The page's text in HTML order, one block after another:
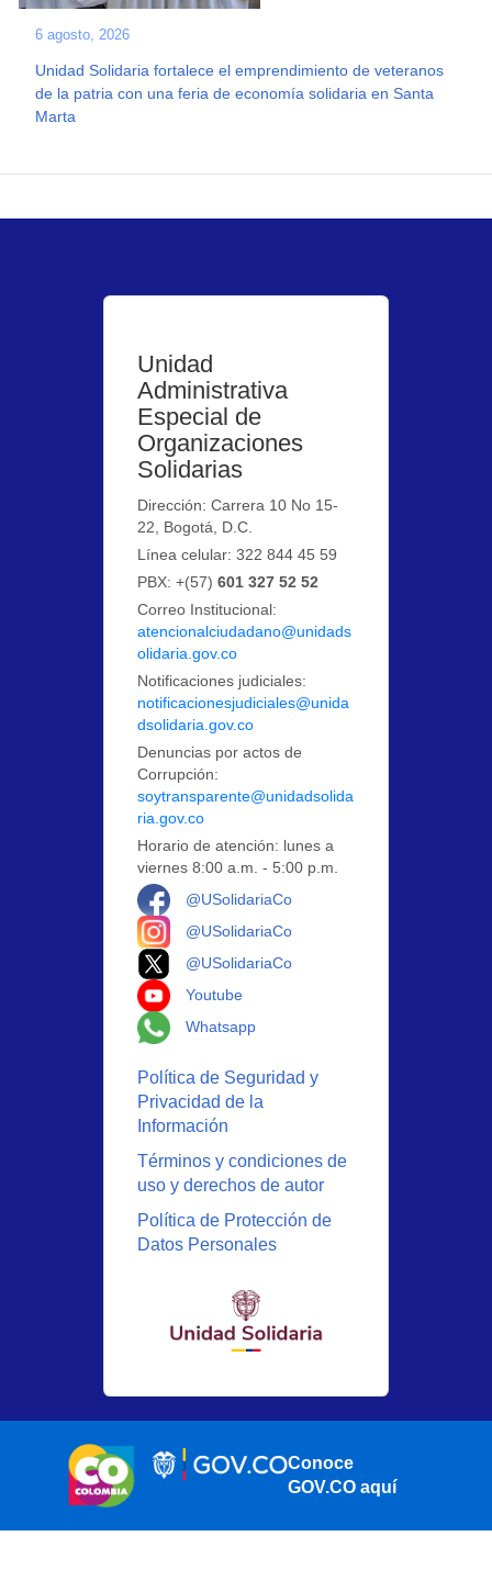
6 agosto, 2026
Unidad Solidaria fortalece el emprendimiento de veteranos
de la patria con una feria de economía solidaria en Santa
Marta
Unidad
Administrativa
Especial de
Organizaciones
Solidarias
Dirección: Carrera 10 No 15-
22, Bogotá, D.C.
Línea celular: 322 844 45 59
PBX: +(57)601 327 52 52
Correo Institucional:
atencionalciudadano@unidads
olidaria.gov.co
Notificaciones judiciales:
notificacionesjudiciales@unida
dsolidaria.gov.co
Denuncias por actos de
Corrupción:
soytransparente@unidadsolida
ria.gov.co
Horario de atención: lunes a
viernes 8:00 a.m. - 5:00 p.m.
@USolidariaCo
@USolidariaCo
@USolidariaCo
Youtube
Whatsapp
Política de Seguridad y
Privacidad de la
Información
Términos y condiciones de
uso y derechos de autor
Política de Protección de
Datos Personales
Conoce
GOV.CO aquí